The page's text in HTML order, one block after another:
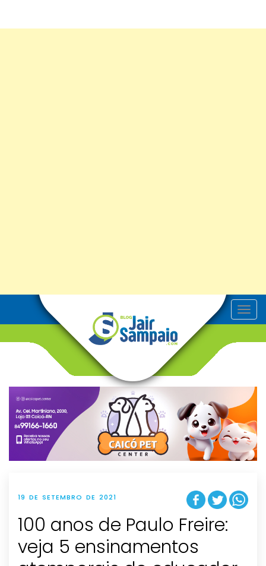
T
o
v
g
t
i
o
n
19 DE SETEMBRO DE 2021
100 anos de Paulo Freire:
veja 5 ensinamentos